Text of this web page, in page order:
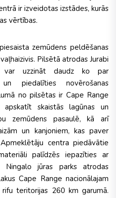
ir izveidotas izstādes, kurās
vērtības.
zemūdens peldēšanas
Pilsētā atrodas Jurabi
var uzzināt daudz ko par
piedalīties novērošanas
no pilsētas ir Cape Range
skaistās lagūnas un
zemūdens pasaulē, kā arī
un kanjoniem, kas paver
centra piedāvātie
palīdzēs iepazīties ar
Ningalo jūras parks atrodas
Cape Range nacionālajam
teritorijas 260 km garumā.